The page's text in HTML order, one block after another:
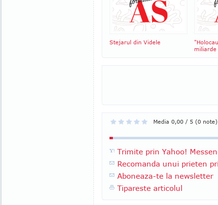
Stejarul din Videle
Media 0,00 / 5 (0 note)
Trimite prin Yahoo!
Recomanda unui prieten
Aboneaza-te la newsletter
Tipareste articolul